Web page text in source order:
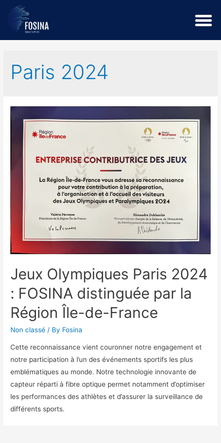
Paris 2024
Jeux Olympiques Paris 2024
: FOSINA distinguée par la
Région Île-de-France
Non classé / By Fosina
Cette reconnaissance vient couronner notre engagement et
notre participation à l’un des événements sportifs les plus
emblématiques au monde. Notre technologie innovante de
capteur réparti à fibre optique permet notamment d’optimiser
les performances des athlètes et d’assurer la surveillance de
différents sports.